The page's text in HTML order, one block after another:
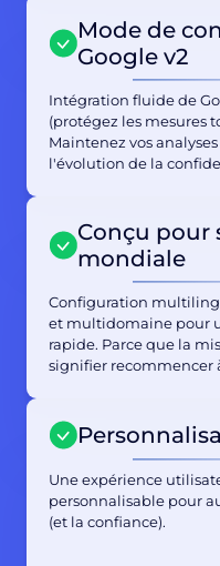
Mode de
Google v2
Intégration fluide de
(protégez les mesures
Maintenez vos
l'évolution de la
Conçu pour
mondiale
Configuration
et multidomaine pour
rapide. Parce que la
signifier recommencer
Une expérience
personnalisable pour
(et la confiance).